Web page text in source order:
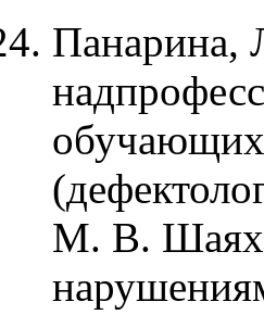
Панарина,
М. В.